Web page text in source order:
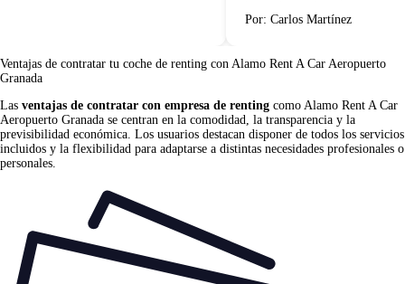
Por: Carlos Martínez
Ventajas de contratar tu coche de renting con Alamo Rent A Car Aeropuerto
Granada
Las ventajas de contratar con empresa de renting como Alamo Rent A Car
Aeropuerto Granada se centran en la comodidad, la transparencia y la
previsibilidad económica. Los usuarios destacan disponer de todos los servicios
incluidos y la flexibilidad para adaptarse a distintas necesidades profesionales o
personales.